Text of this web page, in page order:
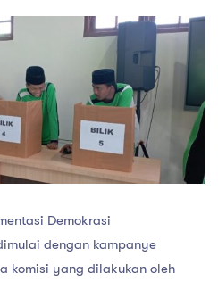
Demokrasi
dengan kampanye
komisi yang dilakukan oleh